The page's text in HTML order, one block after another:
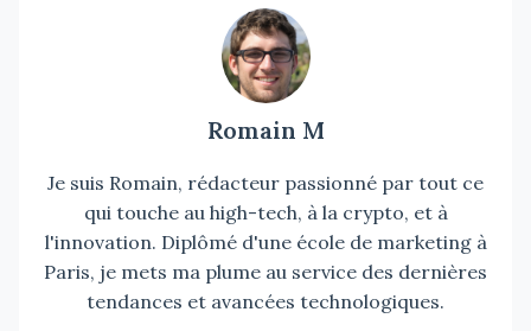
Romain M
Je suis Romain, rédacteur passionné par tout ce
qui touche au high-tech, à la crypto, et à
l'innovation. Diplômé d'une école de marketing à
Paris, je mets ma plume au service des dernières
tendances et avancées technologiques.